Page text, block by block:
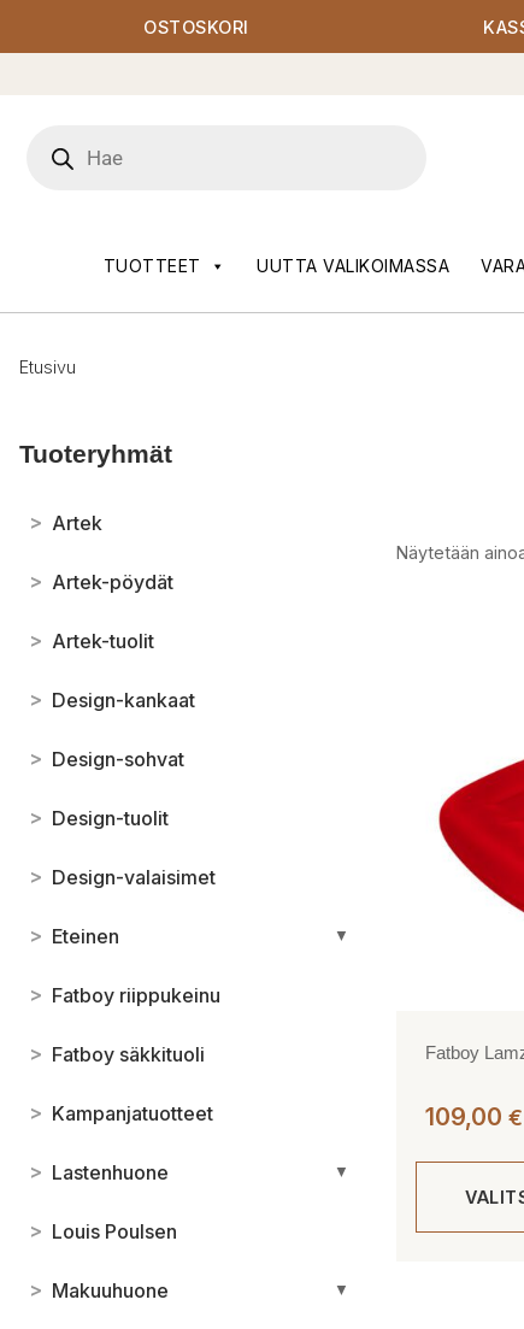
OSTOSKORI
search
TUOTTEET UUTTA VALIKOIMASSA
Etusivu
Tuoteryhmät
> Artek
> Artek-pöydät
> Artek-tuolit
> Design-kankaat
> Design-sohvat
> Design-tuolit
> Design-valaisimet
> Eteinen ▼
> Fatboy riippukeinu
> Fatboy säkkituoli
> Kampanjatuotteet
> Lastenhuone ▼
> Louis Poulsen
> Makuuhuone ▼
Näytetään
Fatboy
109,00 €